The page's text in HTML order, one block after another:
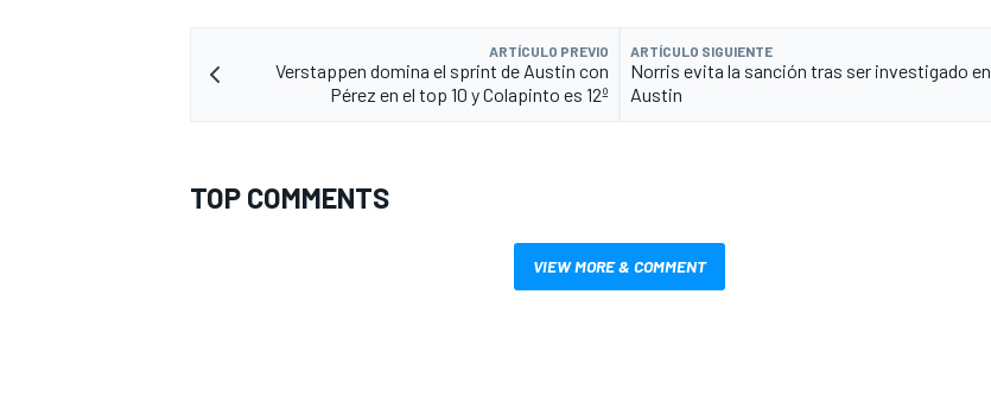
ARTÍCULO PREVIO
Verstappen domina el sprint de Austin con
Pérez en el top 10 y Colapinto es 12º
ARTÍCULO SIGUIENTE
Norris evita la sanción tras ser investigado en
Austin
TOP COMMENTS
VIEW MORE & COMMENT